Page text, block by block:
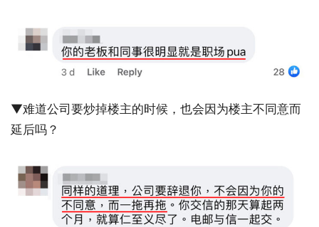
▼难道公司要炒掉楼主的时候，也会因为楼主不同意而
延后吗？